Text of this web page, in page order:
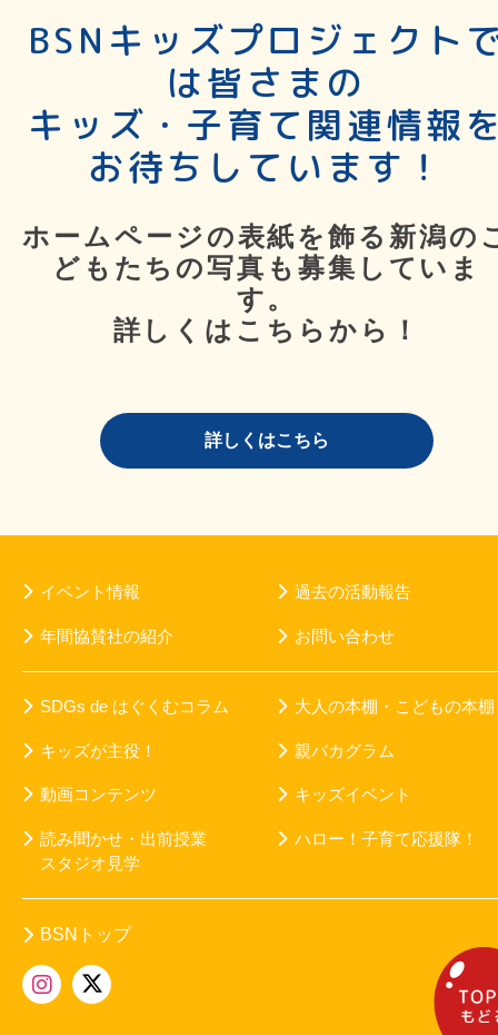
BSNキッズプロジェクト
は皆さまの
キッズ・子育て関連情報
お待ちしています！
ホームページの表紙を飾る新潟の
どもたちの写真も募集していま
す。
詳しくはこちらから！
詳しくはこちら
イベント情報 過去の活動報告
年間協賛社の紹介 お問い合わせ
SDGs de はぐくむコラム 大人の本棚・こどもの本棚
キッズが主役！ 親バカグラム
動画コンテンツ キッズイベント
読み聞かせ・出前授業
スタジオ見学
ハロー！子育て応援隊！
BSNトップ